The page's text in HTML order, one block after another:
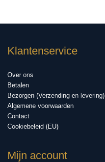
Klantenservice
Over ons
Betalen
Bezorgen (Verzending en levering)
Algemene voorwaarden
Contact
Cookiebeleid (EU)
Mijn account